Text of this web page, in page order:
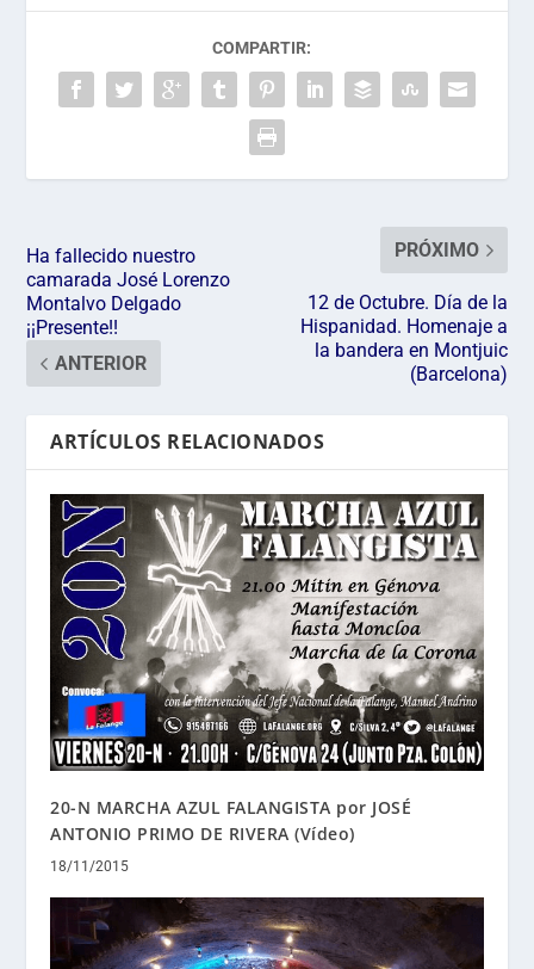
COMPARTIR:
Ha fallecido nuestro
camarada José Lorenzo
Montalvo Delgado
¡¡Presente!!
ANTERIOR
PRÓXIMO
12 de Octubre. Día de la
Hispanidad. Homenaje a
la bandera en Montjuic
(Barcelona)
ARTÍCULOS RELACIONADOS
20-N MARCHA AZUL FALANGISTA por JOSÉ
ANTONIO PRIMO DE RIVERA (Vídeo)
18/11/2015